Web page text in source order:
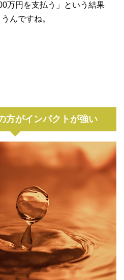
万円を支払う」という結果
んですね。
方がインパクトが強い